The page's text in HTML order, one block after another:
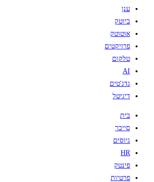
ענן
ביוטק
אוטוטק
פרויקטים
טלקום
AI
גדג'טים
דיגיטל
בית
סייבר
גיוסים
HR
פינטק
פרטיות